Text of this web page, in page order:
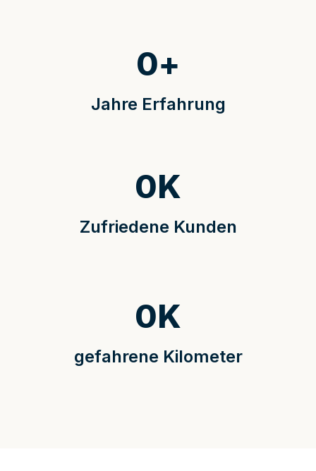
Jahre Erfahrung
0+
Zufriedene Kunden
0K
gefahrene Kilometer
0K